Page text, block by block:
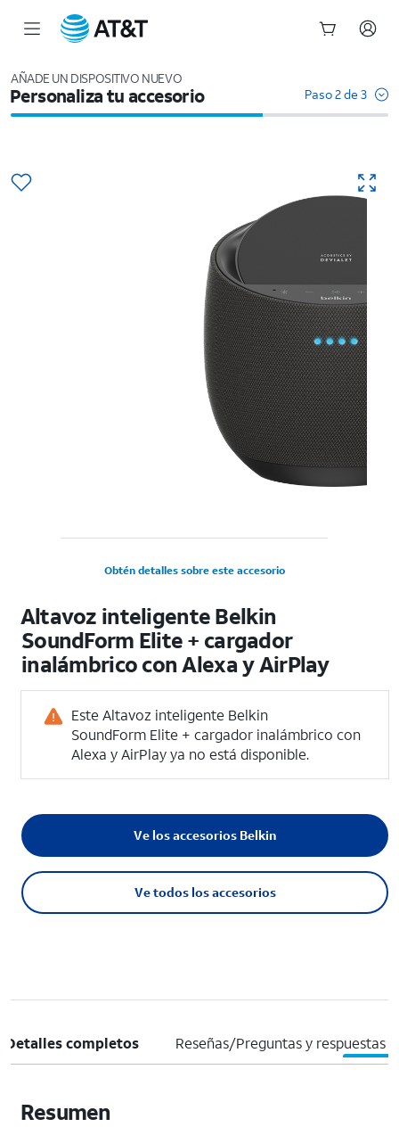
AÑADE UN DISPOSITIVO NUEVO
Personaliza tu accesorio Paso 2 de 3
Obtén detalles sobre este accesorio
Altavoz inteligente Belkin
SoundForm Elite + cargador
inalámbrico con Alexa y AirPlay
Este Altavoz inteligente Belkin
SoundForm Elite + cargador inalámbrico con
Alexa y AirPlay ya no está disponible.
Ve todos los accesorios
Ve los accesorios Belkin
Detalles completos Reseñas/Preguntas y respuestas
Resumen